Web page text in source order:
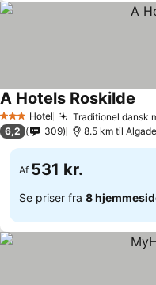
3 StjernerHotel Traditionel dansk
A Hotels Roskilde
6,2 309 8.5 km til Algade
Af 531 kr.
Se priser fra 8